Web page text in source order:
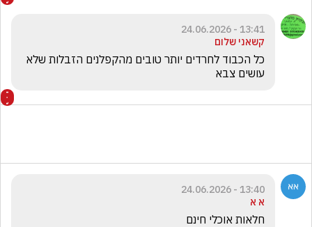
13:41 - 24.06.2026
קשאני שלום
עושים צבא
13:40 - 24.06.2026
א א
חלאות אוכלי חינם